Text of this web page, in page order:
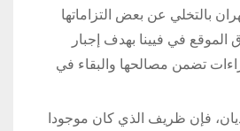
بالتخلي عن بعض التزاماتها
الموقع في فيينا بهدف إجبار
تضمن مصالحها والبقاء في
فإن ظريف الذي كان موجودا